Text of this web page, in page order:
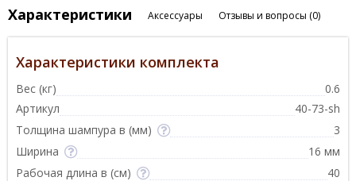
Характеристики Аксессуары Отзывы и вопросы (0)
Характеристики комплекта
Вес (кг)
0.6
Артикул
40-73-sh
Толщина шампура в (мм)
3
Ширина
16 мм
Рабочая длина в (см)
40